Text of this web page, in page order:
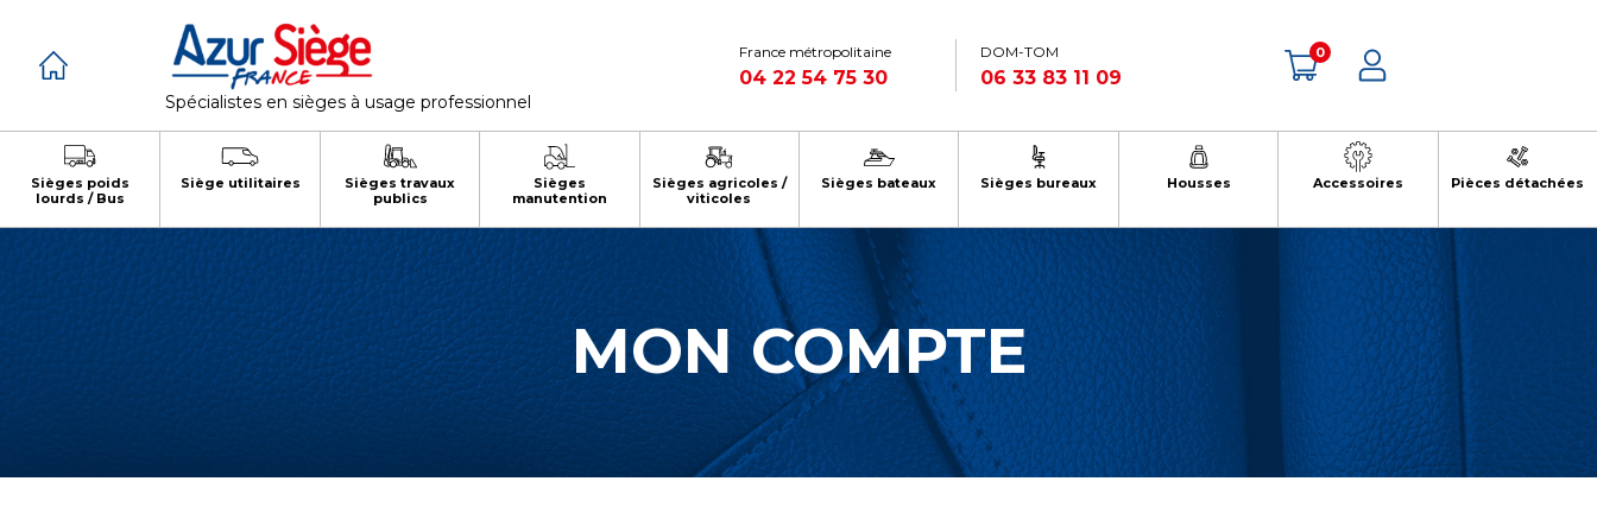
Spécialistes en sièges à usage professionnel
France métropolitaine
04 22 54 75 30
DOM-TOM
06 33 83 11 09
0
Sièges poids
lourds / Bus
Siège utilitaires
Sièges travaux
publics
Sièges
manutention
Sièges agricoles /
viticoles
Sièges bateaux Sièges bureaux Housses Accessoires Pièces détachées
MON COMPTE